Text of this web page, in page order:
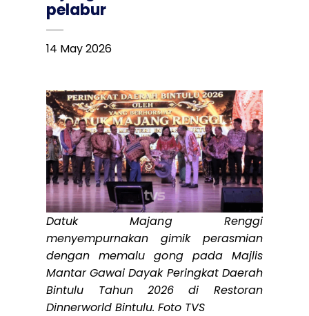
pelabur
14 May 2026
Datuk Majang Renggi
menyempurnakan gimik perasmian
dengan memalu gong pada Majlis
Mantar Gawai Dayak Peringkat Daerah
Bintulu Tahun 2026 di Restoran
Dinnerworld Bintulu. Foto TVS